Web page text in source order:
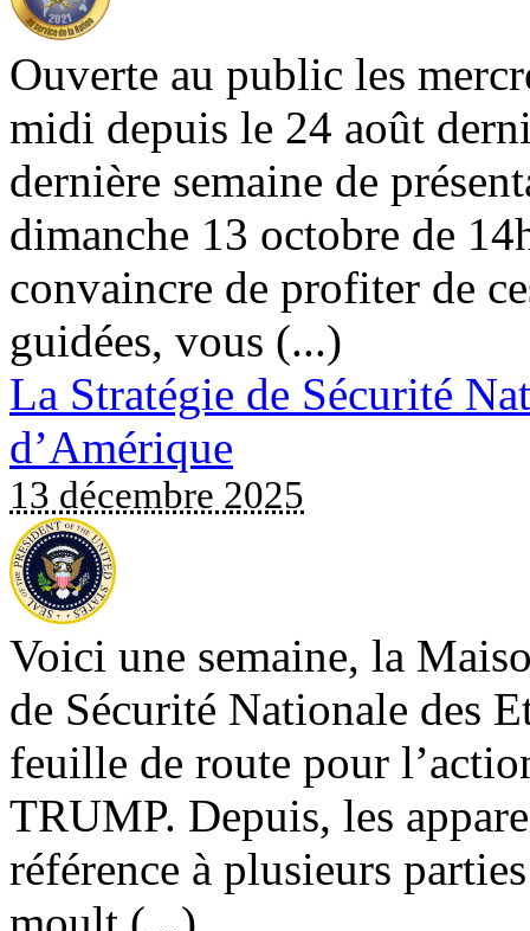
Ouverte au public les
midi depuis le 24 août
dernière semaine de
dimanche 13 octobre de
convaincre de profiter de
guidées, vous (...)
La Stratégie de Sécurité
d’Amérique
13 décembre 2025
Voici une semaine, la
de Sécurité Nationale des
feuille de route pour
TRUMP. Depuis, les
référence à plusieurs